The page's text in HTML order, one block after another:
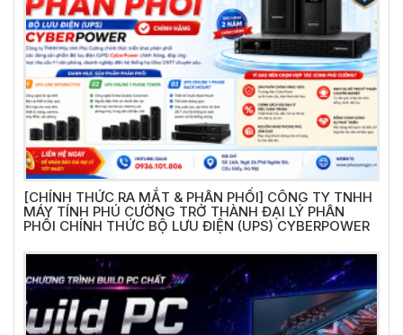
[CHÍNH THỨC RA MẮT & PHÂN PHỐI] CÔNG TY TNHH
MÁY TÍNH PHÚ CƯỜNG TRỞ THÀNH ĐẠI LÝ PHÂN
PHỐI CHÍNH THỨC BỘ LƯU ĐIỆN (UPS) CYBERPOWER